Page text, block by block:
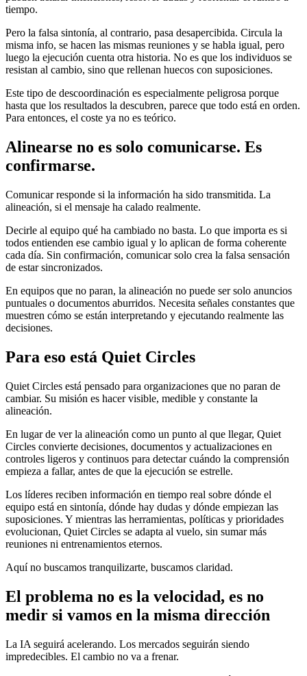
tiempo.
Pero la falsa sintonía, al contrario, pasa desapercibida. Circula la
misma info, se hacen las mismas reuniones y se habla igual, pero
luego la ejecución cuenta otra historia. No es que los individuos se
resistan al cambio, sino que rellenan huecos con suposiciones.
Este tipo de descoordinación es especialmente peligrosa porque
hasta que los resultados la descubren, parece que todo está en orden.
Para entonces, el coste ya no es teórico.
Alinearse no es solo comunicarse. Es
confirmarse.
Comunicar responde si la información ha sido transmitida. La
alineación, si el mensaje ha calado realmente.
Decirle al equipo qué ha cambiado no basta. Lo que importa es si
todos entienden ese cambio igual y lo aplican de forma coherente
cada día. Sin confirmación, comunicar solo crea la falsa sensación
de estar sincronizados.
En equipos que no paran, la alineación no puede ser solo anuncios
puntuales o documentos aburridos. Necesita señales constantes que
muestren cómo se están interpretando y ejecutando realmente las
decisiones.
Para eso está Quiet Circles
Quiet Circles está pensado para organizaciones que no paran de
cambiar. Su misión es hacer visible, medible y constante la
alineación.
En lugar de ver la alineación como un punto al que llegar, Quiet
Circles convierte decisiones, documentos y actualizaciones en
controles ligeros y continuos para detectar cuándo la comprensión
empieza a fallar, antes de que la ejecución se estrelle.
Los líderes reciben información en tiempo real sobre dónde el
equipo está en sintonía, dónde hay dudas y dónde empiezan las
suposiciones. Y mientras las herramientas, políticas y prioridades
evolucionan, Quiet Circles se adapta al vuelo, sin sumar más
reuniones ni entrenamientos eternos.
Aquí no buscamos tranquilizarte, buscamos claridad.
El problema no es la velocidad, es no
medir si vamos en la misma dirección
La IA seguirá acelerando. Los mercados seguirán siendo
impredecibles. El cambio no va a frenar.